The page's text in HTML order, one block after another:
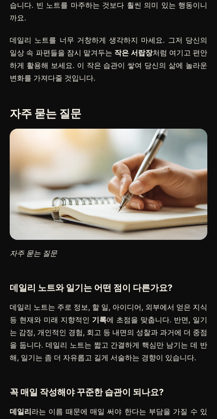
습니다. 빈 노트를 마주하는 것보다 훨씬 의미 있는 행동이니
까요.
데일리 노트를 너무 거창하게 생각하지 마세요. 그저 당신의
일상 속 파편들을 잠시 맡겨두는 작은 서랍장처럼 여기고 편안
하게 활용해 보세요. 이 작은 습관이 쌓여 당신의 삶에 놀라운
변화를 가져다줄 것입니다.
자주 묻는 질문
자주 묻는 질문
데일리 노트와 일기는 어떤 점이 다른가요?
데일리 노트는 주로 정보, 할 일, 아이디어, 외부에서 얻은 지식
등 현재와 미래 지향적인 기록에 초점을 맞춥니다. 반면, 일기
는 감정, 개인적인 경험, 회고 등 내면의 성찰과 과거에 더 중점
을 둡니다. 데일리 노트는 짧고 간결하게 핵심만 남기는 데 반
해, 일기는 좀 더 자유롭고 길게 서술하는 경향이 있습니다.
꼭 매일 작성해야 꾸준한 습관이 되나요?
데일리라는 이름 때문에 매일 써야 한다는 부담을 가질 수 있